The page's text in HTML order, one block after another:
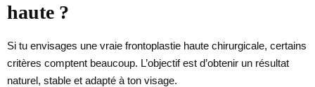
haute ?
Si tu envisages une vraie frontoplastie haute chirurgicale, certains
critères comptent beaucoup. L’objectif est d’obtenir un résultat
naturel, stable et adapté à ton visage.